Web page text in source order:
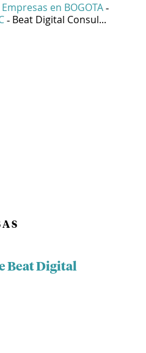
Empresas en BOGOTA -
- Beat Digital Consul...
S
Beat Digital